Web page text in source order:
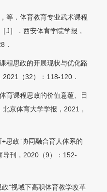
等．体育教育专业武术课程
J］．西安体育学院学报，
．
程思政的开展现状与优化路
（32）：118-120．
育课程思政的价值意蕴、目
京体育大学学报，2021，
思政”协同融合育人体系的
导刊，2020（9）：152-
”视域下高职体育教学改革